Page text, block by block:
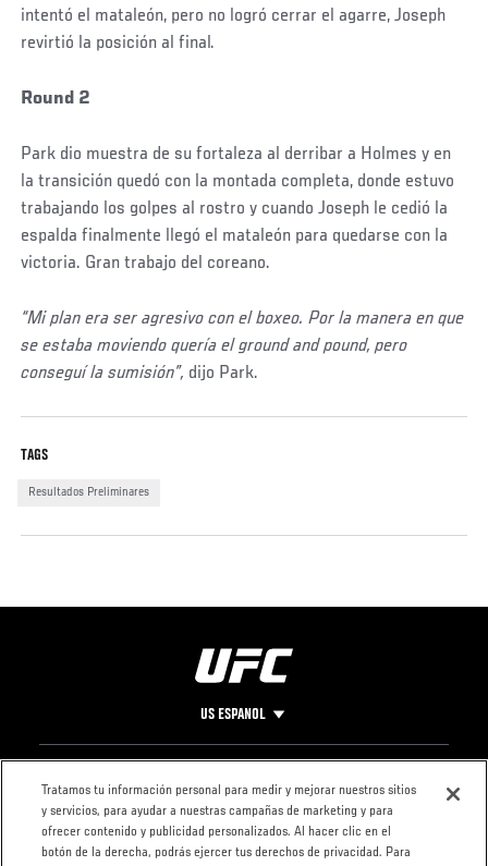
intentó el mataleón, pero no logró cerrar el agarre, Joseph
revirtió la posición al final.
Round 2
Park dio muestra de su fortaleza al derribar a Holmes y en
la transición quedó con la montada completa, donde estuvo
trabajando los golpes al rostro y cuando Joseph le cedió la
espalda finalmente llegó el mataleón para quedarse con la
victoria. Gran trabajo del coreano.
“Mi plan era ser agresivo con el boxeo. Por la manera en que
se estaba moviendo quería el ground and pound, pero
conseguí la sumisión”, dijo Park.
Post
TAGS
Resultados Preliminares
US ESPANOL
Pie
de
Página
CONTACTO
LEGAL
Condiciones
Política de
Tratamos tu información personal para medir y mejorar nuestros sitios
y servicios, para ayudar a nuestras campañas de marketing y para
ofrecer contenido y publicidad personalizados. Al hacer clic en el
botón de la derecha, podrás ejercer tus derechos de privacidad. Para